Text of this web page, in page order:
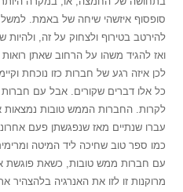
סופסוף איזשהי שיחה של באמת.
להירטב בטירוף ולצחוק על זה, ולהיות
ואז להגיד משהו על הרחוב שאתן רואות
לכן איזה רגע של חברות כזו נוכחת
כל אלו דברים שקורים. אבל עם
לקרות. החברות הממש טובות נמצאות
עברו שנתיים מאז שנפגשתן פעם
כמו ספר טוב שחיכה ליד המיטה
עם חברות ממש טובות, כשאת פוגשת
מרוקנות זו לזו את האנרגיה בלהצהיר